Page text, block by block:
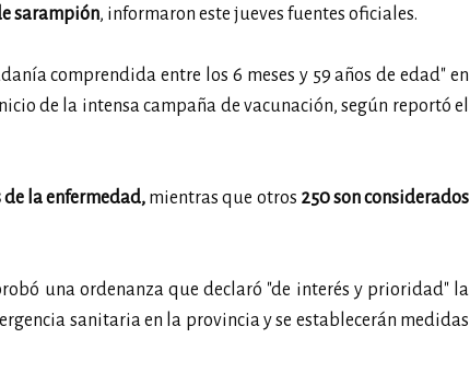
sarampión, informaron este jueves fuentes oficiales.
comprendida entre los 6 meses y 59 años de edad" en
de la intensa campaña de vacunación, según reportó el
de la enfermedad, mientras que otros 250 son considerados
una ordenanza que declaró "de interés y prioridad" la
sanitaria en la provincia y se establecerán medidas